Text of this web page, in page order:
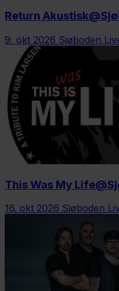
Return
9. okt 2026 Sjøboden
This Was My
16. okt 2026 Sjøboden